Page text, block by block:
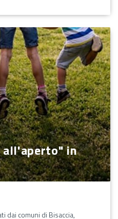
all'aperto" in
dai comuni di Bisaccia,